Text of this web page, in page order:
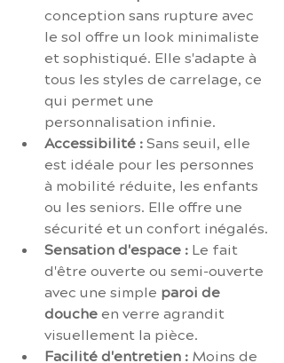
conception sans rupture avec
le sol offre un look minimaliste
et sophistiqué. Elle s'adapte à
tous les styles de carrelage, ce
qui permet une
personnalisation infinie.
Accessibilité : Sans seuil, elle
est idéale pour les personnes
à mobilité réduite, les enfants
ou les seniors. Elle offre une
sécurité et un confort inégalés.
Sensation d'espace : Le fait
d'être ouverte ou semi-ouverte
avec une simple paroi de
douche en verre agrandit
visuellement la pièce.
Facilité d'entretien : Moins de